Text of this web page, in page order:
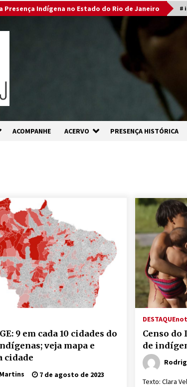
Presença Indígena no Estado do Rio de Janeiro #
ACOMPANHE ACERVO PRESENÇA HISTÓRICA
9 em cada 10 cidades do
veja mapa e
cidade
7 de agosto de 2023
DESTAQUE
Censo do
de
Texto: Clara